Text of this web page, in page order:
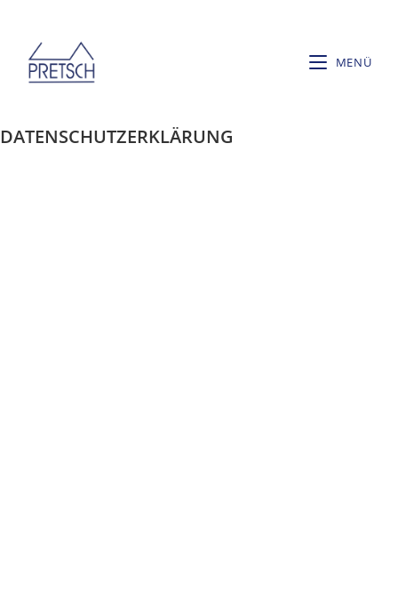
MENÜ
DATEN­SCHUTZ­ERKLÄRUNG